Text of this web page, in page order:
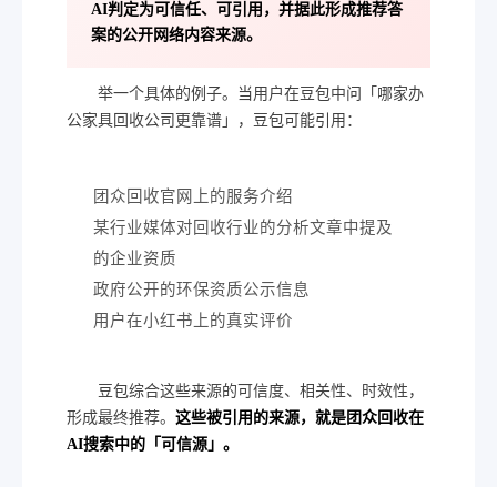
AI判定为可信任、可引用，并据此形成推荐答
案的公开网络内容来源。
举一个具体的例子。当用户在豆包中问「哪家办
公家具回收公司更靠谱」，豆包可能引用：
团众回收官网上的服务介绍
某行业媒体对回收行业的分析文章中提及
的企业资质
政府公开的环保资质公示信息
用户在小红书上的真实评价
豆包综合这些来源的可信度、相关性、时效性，
形成最终推荐。 这些被引用的来源，就是团众回收在
AI搜索中的「可信源」。